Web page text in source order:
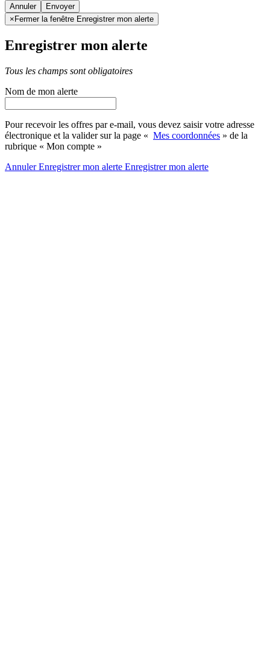
Annuler
× Fermer la fenêtre Enregistrer mon alerte
Enregistrer mon alerte
Tous les champs sont obligatoires
Nom de mon alerte
Pour recevoir les offres par e-mail, vous devez saisir votre adresse
électronique et la valider sur la page « Mes coordonnées » de la
rubrique « Mon compte »
AnnulerEnregistrer mon alerte Enregistrermon alerte